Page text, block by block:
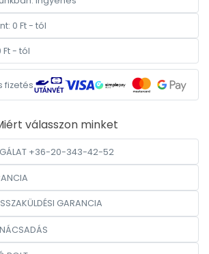
0 Ft - tól
Ft - tól
fizetés
válasszon minket
+36-20-343-42-52
GARANCIA